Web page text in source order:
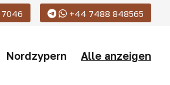
+44 7488 848565
Nordzypern Alle anzeigen